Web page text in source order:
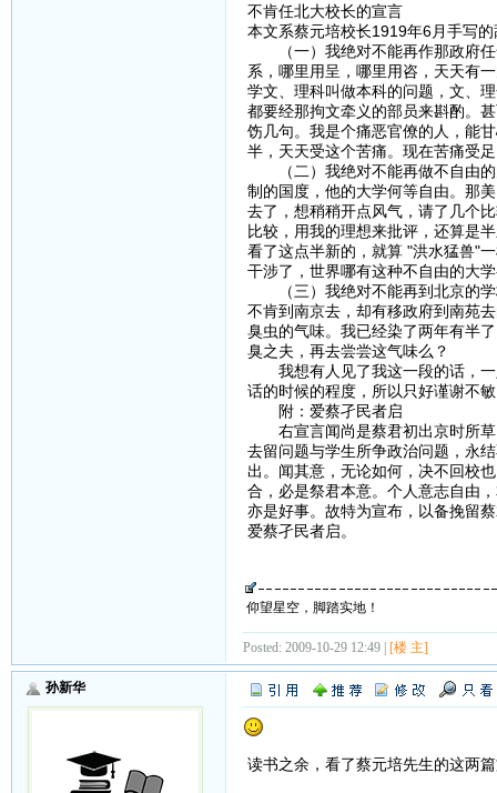
不肯任北大校长的宣言
本文系蔡元培校长1919年6月手写
（一）我绝对不能再作那政府任
系，哪里用呈，哪里用咨，天天有
学文、理科叫做本科的问题，文、
都要经那拘文牵义的部员来斟酌。
饬几句。我是个痛恶官僚的人，能
半，天天受这个苦痛。现在苦痛受
（二）我绝对不能再做不自由的
制的国度，他的大学何等自由。那
去了，想稍稍开点风气，请了几个
比较，用我的理想来批评，还算是
看了这点半新的，就算 "洪水猛兽"
干涉了，世界哪有这种不自由的大
（三）我绝对不能再到北京的学
不肯到南京去，却有移政府到南苑
臭虫的气味。我已经染了两年有半
臭之夫，再去尝尝这气味么？
我想有人见了我这一段的话，一
话的时候的程度，所以只好谨谢不
附：爱蔡孑民者启
右宣言闻尚是蔡君初出京时所草
去留问题与学生所争政治问题，永
出。闻其意，无论如何，决不回校
合，必是祭君本意。个人意志自由
亦是好事。故特为宣布，以备挽留
爱蔡孑民者启。
仰望星空，脚踏实地！
Posted: 2009-10-29 12:49 | [楼 主]
孙新华
读书之余，看了蔡元培先生的这两